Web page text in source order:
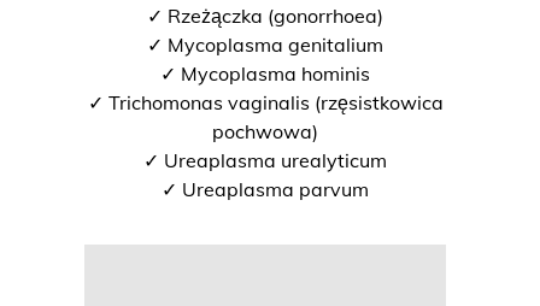
✓ Rzeżączka (gonorrhoea)
✓ Mycoplasma genitalium
✓ Mycoplasma hominis
✓ Trichomonas vaginalis (rzęsistkowica
pochwowa)
✓ Ureaplasma urealyticum
✓ Ureaplasma parvum